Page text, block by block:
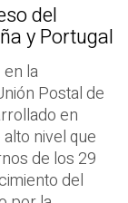
del
y Portugal
la
Postal de
en
nivel que
de los 29
del